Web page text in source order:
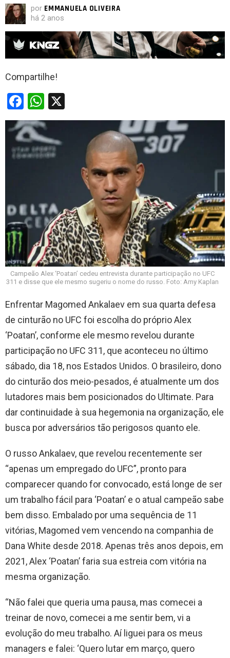
por EMMANUELA OLIVEIRA
há 2 anos
Compartilhe!
F
a
ce
b
k
W
h
at
s
p
Campeão Alex ‘Poatan’ cedeu entrevista durante participação no UFC
311 e disse que ele mesmo sugeriu o nome do russo. Foto: Amy Kaplan
Enfrentar Magomed Ankalaev em sua quarta defesa
de cinturão no UFC foi escolha do próprio Alex
‘Poatan’, conforme ele mesmo revelou durante
participação no UFC 311, que aconteceu no último
sábado, dia 18, nos Estados Unidos. O brasileiro, dono
do cinturão dos meio-pesados, é atualmente um dos
lutadores mais bem posicionados do Ultimate. Para
dar continuidade à sua hegemonia na organização, ele
busca por adversários tão perigosos quanto ele.
O russo Ankalaev, que revelou recentemente ser
“apenas um empregado do UFC”, pronto para
comparecer quando for convocado, está longe de ser
um trabalho fácil para ‘Poatan’ e o atual campeão sabe
bem disso. Embalado por uma sequência de 11
vitórias, Magomed vem vencendo na companhia de
Dana White desde 2018. Apenas três anos depois, em
2021, Alex ‘Poatan’ faria sua estreia com vitória na
mesma organização.
“Não falei que queria uma pausa, mas comecei a
treinar de novo, comecei a me sentir bem, vi a
evolução do meu trabalho. Aí liguei para os meus
managers e falei: ‘Quero lutar em março, quero